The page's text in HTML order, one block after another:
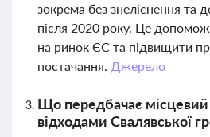
зокрема без знеліснення та
після 2020 року. Це
на ринок ЄС та підвищити
постачання. Джерело
Що передбачає місцевий
відходами Свалявської